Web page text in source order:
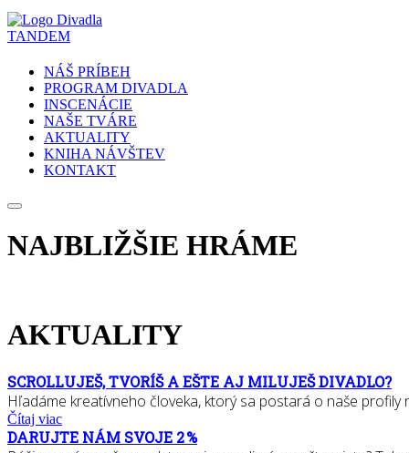
NÁŠ PRÍBEH
PROGRAM DIVADLA
INSCENÁCIE
NAŠE TVÁRE
AKTUALITY
KNIHA NÁVŠTEV
KONTAKT
NAJBLIŽŠIE HRÁME
AKTUALITY
SCROLLUJEŠ, TVORÍŠ A EŠTE AJ MILUJEŠ DIVADLO?
Hľadáme kreatívneho človeka, ktorý sa postará o naše profily
Čítaj viac
DARUJTE NÁM SVOJE 2 %